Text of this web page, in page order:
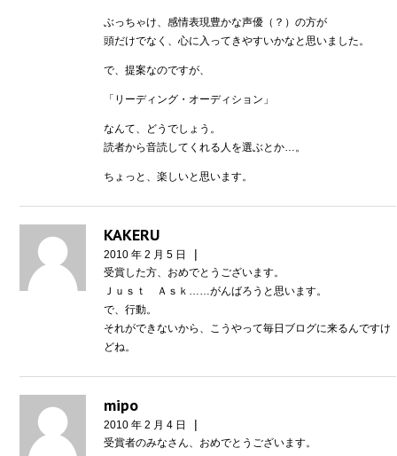
ぶっちゃけ、感情表現豊かな声優（？）の方が
頭だけでなく、心に入ってきやすいかなと思いました。
で、提案なのですが、
「リーディング・オーディション」
なんて、どうでしょう。
読者から音読してくれる人を選ぶとか…。
ちょっと、楽しいと思います。
KAKERU
2010 年 2 月 5 日 |
受賞した方、おめでとうございます。
Ｊｕｓｔ Ａｓｋ……がんばろうと思います。
で、行動。
それができないから、こうやって毎日ブログに来るんですけ
どね。
mipo
2010 年 2 月 4 日 |
受賞者のみなさん、おめでとうございます。